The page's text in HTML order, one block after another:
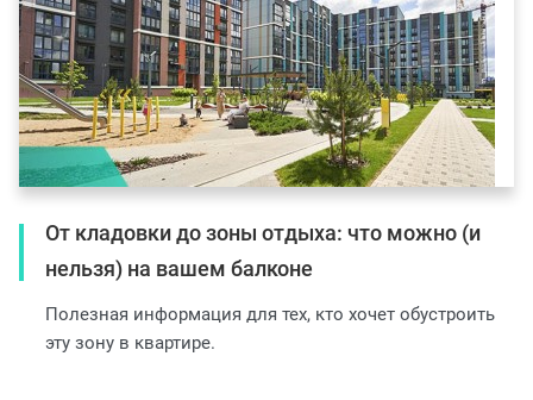
От кладовки до зоны отдыха: что можно (и
нельзя) на вашем балконе
Полезная информация для тех, кто хочет обустроить
эту зону в квартире.